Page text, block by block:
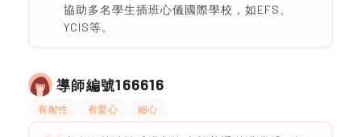
協助多名學生插班心儀國際學校，如EFS、
YCIS等。
導師編號166616
有耐性 有愛心 細心